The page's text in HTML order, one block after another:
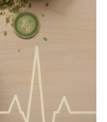
det
- inte bara
utan
yerba mate är